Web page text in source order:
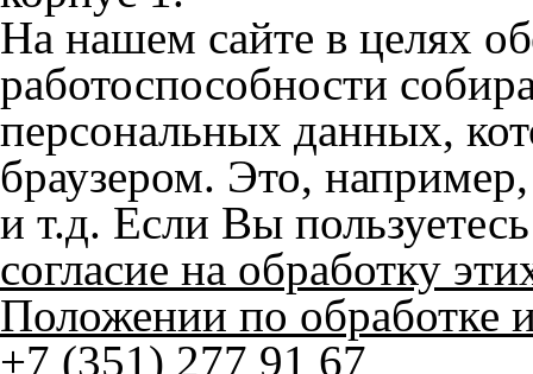
работоспособности
персональных данных,
браузером. Это,
и т.д. Если Вы
согласие на обработку
Положении по обработке
+7 (351) 277 91 67